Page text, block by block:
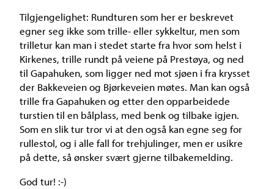
Tilgjengelighet: Rundturen som her er beskrevet
egner seg ikke som trille- eller sykkeltur, men som
trilletur kan man i stedet starte fra hvor som helst i
Kirkenes, trille rundt på veiene på Prestøya, og ned
til Gapahuken, som ligger ned mot sjøen i fra krysset
der Bakkeveien og Bjørkeveien møtes. Man kan også
trille fra Gapahuken og etter den opparbeidede
turstien til en bålplass, med benk og tilbake igjen.
Som en slik tur tror vi at den også kan egne seg for
rullestol, og i alle fall for trehjulinger, men er usikre
på dette, så ønsker svært gjerne tilbakemelding.
God tur! :-)